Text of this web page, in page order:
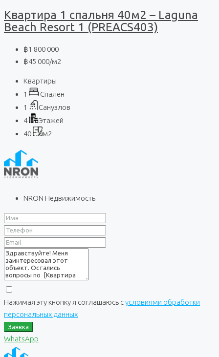
Квартира 1 спальня 40м2 – Laguna
Beach Resort 1 (PREACS403)
฿1 800 000
฿45 000/м2
Квартиры
1
Спален
1
Санузлов
4
Этажей
40
м2
NRON Недвижимость
Нажимая эту кнопку я соглашаюсь сусловиями обработки
персональных данных
Заявка
WhatsApp